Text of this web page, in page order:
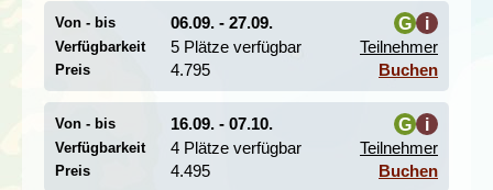
schicken Läden ist Ginza ein Symbol für die
wirtschaftliche Erfolgsgeschichte Asiens. Die Viertel
Akihabaraund Shinjuku stehen besonders für den Erfolg
Japans als Produzent von modernen Autos sowie
elektronischen Geräten und sind ebenfalls Zentrum für
die japanische Populärkultur. Hier kann man die
brandneueste und angesagteste Hightech erstehen.
Besonders zu den Abendstunden lohnt sich ein Besuch
Shinjukus.
Von - bis 06.09. - 27.09. G
i
i
Verfügbarkeit 5 Plätze verfügbar Teilnehmer
Preis 4.795 Buchen
Von - bis 16.09. - 07.10. G
i
i
Verfügbarkeit 4 Plätze verfügbar Teilnehmer
Preis 4.495 Buchen